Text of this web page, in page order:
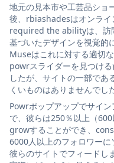
地元の見本市や工芸品シ
後、rbiashadesはオンライ
required the abilityは、訪
基づいたデザインを視覚的
Museはこれに対する適切
powrスライダーを見つけ
したが、サイトの一部であ
くいものはありませんでした
Powrポップアップでサイ
で、彼らは250％以上（
growすることができ、
6000人以上のフォロワー
彼らのサイトでフィード